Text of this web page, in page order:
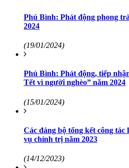
Phú Bình: Phát động phong
2024
(19/01/2024)
Phú Bình: Phát động, tiếp
Tết vì người nghèo” năm 2024
(15/01/2024)
Các đảng bộ tổng kết công
vụ chính trị năm 2023
(14/12/2023)